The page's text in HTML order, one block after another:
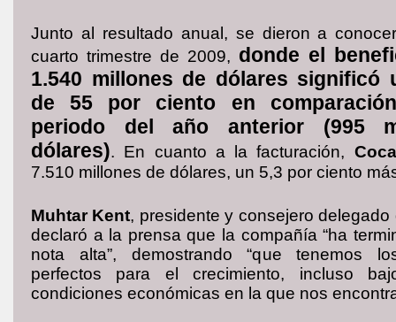
Junto al resultado anual, se dieron a
cuarto trimestre de 2009, donde el
1.540 millones de dólares significó
de 55 por ciento en
periodo del año anterior (995
dólares). En cuanto a la facturación,
7.510 millones de dólares, un 5,3 por ciento
Muhtar Kent, presidente y consejero
declaró a la prensa que la compañía “ha
nota alta”, demostrando “que tenemos
perfectos para el crecimiento, incluso
condiciones económicas en la que nos